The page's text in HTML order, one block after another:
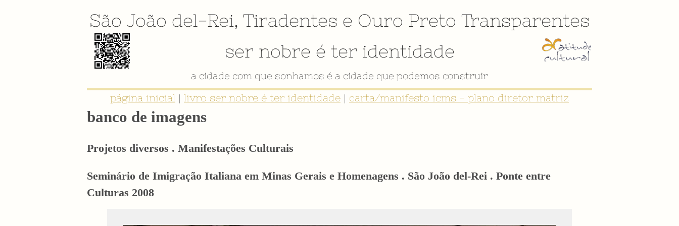
São João del-Rei, Tiradentes e Ouro Preto Transparentes
ser nobre é ter identidade
VÍDEO INSTITUCIONAL
página inicial | livro ser nobre é ter identidade | carta/manifesto icms - plano diretor matriz
banco de imagens
Projetos diversos . Manifestações Culturais
Seminário de Imigração Italiana em Minas Gerais e Homenagens . São João del-Rei . Ponte entre
Culturas 2008